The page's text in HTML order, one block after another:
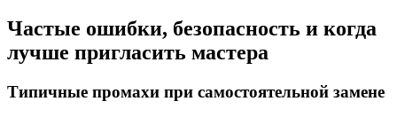
Частые ошибки, безопасность и когда
лучше пригласить мастера
Типичные промахи при самостоятельной замене